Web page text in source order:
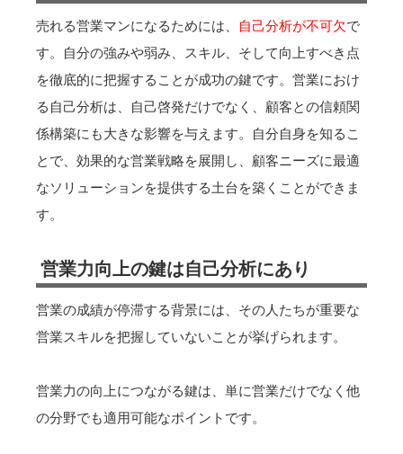
売れる営業マンになるためには、 自己分析が不可欠で
す。自分の強みや弱み、スキル、そして向上すべき点
を徹底的に把握することが成功の鍵です。営業におけ
る自己分析は、自己啓発だけでなく、顧客との信頼関
係構築にも大きな影響を与えます。自分自身を知るこ
とで、効果的な営業戦略を展開し、顧客ニーズに最適
なソリューションを提供する土台を築くことができま
す。
営業力向上の鍵は自己分析にあり
営業の成績が停滞する背景には、その人たちが重要な
営業スキルを把握していないことが挙げられます。
営業力の向上につながる鍵は、単に営業だけでなく他
の分野でも適用可能なポイントです。